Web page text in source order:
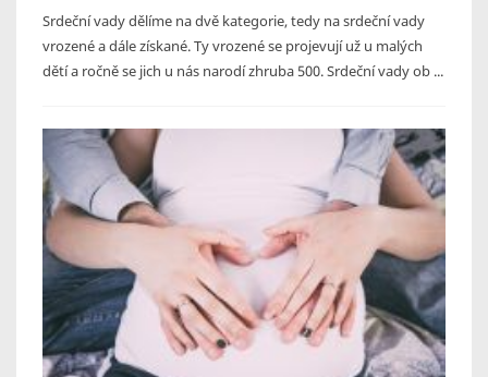
Srdeční vady dělíme na dvě kategorie, tedy na srdeční vady
vrozené a dále získané. Ty vrozené se projevují už u malých
dětí a ročně se jich u nás narodí zhruba 500. Srdeční vady ob ...